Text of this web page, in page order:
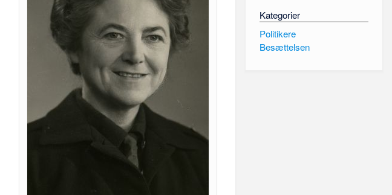
Kategorier
Politikere
Besættelsen